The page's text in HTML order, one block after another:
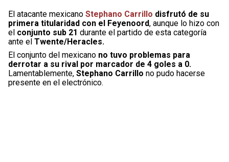
El atacante mexicano Stephano Carrillo disfrutó de su
primera titularidad con el Feyenoord, aunque lo hizo con
el conjunto sub 21 durante el partido de esta categoría
ante el Twente/Heracles.
El conjunto del mexicano no tuvo problemas para
derrotar a su rival por marcador de 4 goles a 0.
Lamentablemente, Stephano Carrillo no pudo hacerse
presente en el electrónico.